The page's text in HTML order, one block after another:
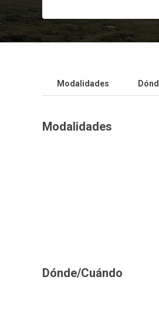
Modalidades
Modalidades
Dónde/Cuándo